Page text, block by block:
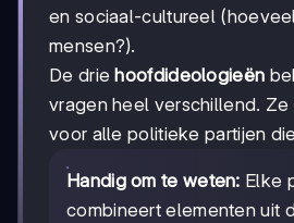
en sociaal-cultureel
mensen?).
De drie hoofdideologieën
vragen heel verschillend. Ze
voor alle politieke partijen
Handig om te weten: Elke
combineert elementen uit